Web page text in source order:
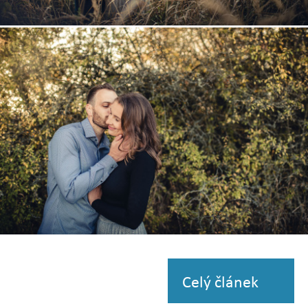
Zobrazit
fotografii
Celý článek